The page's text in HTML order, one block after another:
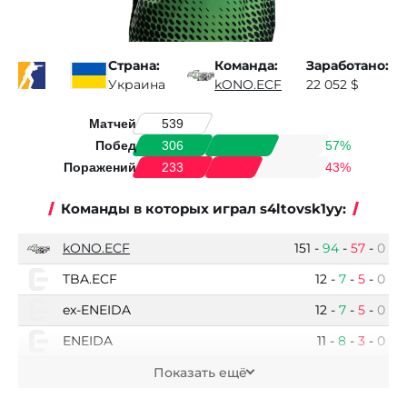
Страна:
Украина
Команда:
kONO.ECF
Заработано:
22 052 $
Матчей
539
Побед
306
57%
Поражений
233 43%
Команды в которых играл s4ltovsk1yy:
kONO.ECF 151 - 94 - 57 - 0
TBA.ECF
12 - 7 - 5 - 0
ex-ENEIDA
12 - 7 - 5 - 0
ENEIDA
11 - 8 - 3 - 0
Показать ещё